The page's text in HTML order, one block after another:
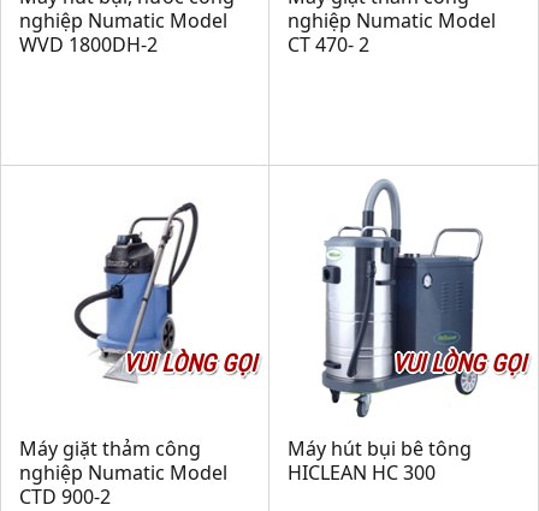
nghiệp Numatic Model
WVD 1800DH-2
nghiệp Numatic Model
CT 470- 2
VUI LÒNG GỌI
Máy giặt thảm công
nghiệp Numatic Model
CTD 900-2
VUI LÒNG GỌI
Máy hút bụi bê tông
HICLEAN HC 300